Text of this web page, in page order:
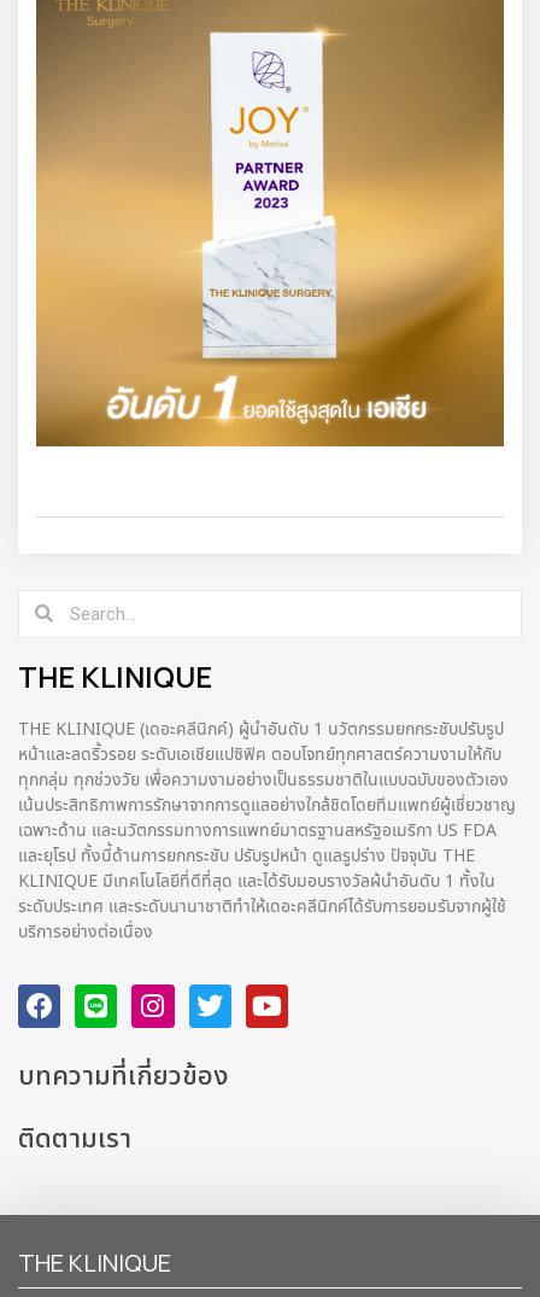
THE KLINIQUE
THE KLINIQUE (เดอะคลีนิกค์) ผู้นำอันดับ 1 นวัตกรรมยกกระชับปรับรูป
หน้าและลดริ้วรอย ระดับเอเชียแปซิฟิค ตอบโจทย์ทุกศาสตร์ความงามให้กับ
ทุกกลุ่ม ทุกช่วงวัย เพื่อความงามอย่างเป็นธรรมชาติในแบบฉบับของตัวเอง
เน้นประสิทธิภาพการรักษาจากการดูแลอย่างใกล้ชิดโดยทีมแพทย์ผู้เชี่ยวชาญ
เฉพาะด้าน และนวัตกรรมทางการแพทย์มาตรฐานสหรัฐอเมริกา US FDA
และยุโรป ทั้งนี้ด้านการยกกระชับ ปรับรูปหน้า ดูแลรูปร่าง ปัจจุบัน THE
KLINIQUE มีเทคโนโลยีที่ดีที่สุด และได้รับมอบรางวัลผ้นำอันดับ 1 ทั้งใน
ระดับประเทศ และระดับนานาชาติทําให้เดอะคลีนิกค์ได้รับการยอมรับจากผู้ใช้
บริการอย่างต่อเนื่อง
บทความที่เกี่ยวข้อง
ติดตามเรา
THE KLINIQUE